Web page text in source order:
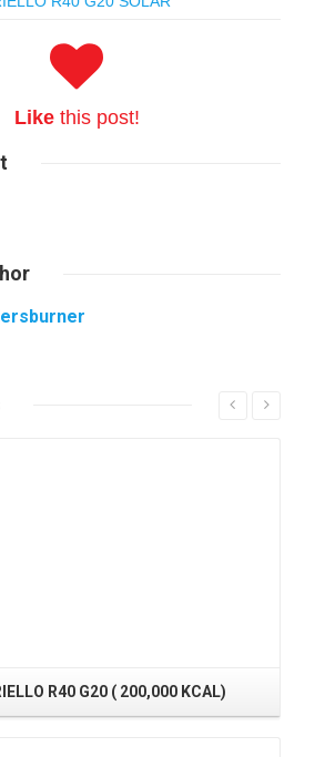
Likethis post!
R40 G20 ( 200,000 KCAL)